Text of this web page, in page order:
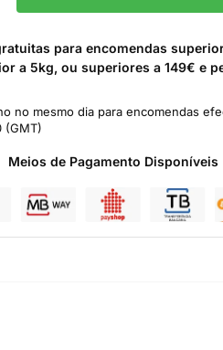
para encomendas
a 5kg, ou superiores a 149€ e
no mesmo dia para encomendas
(GMT)
Meios de Pagamento Disponíveis